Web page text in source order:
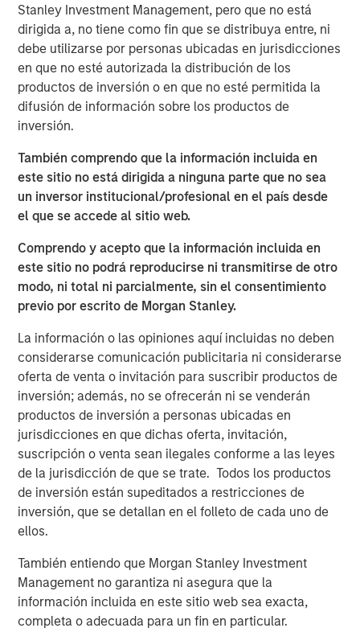
Stanley Investment Management, pero que no está
dirigida a, no tiene como fin que se distribuya entre, ni
debe utilizarse por personas ubicadas en jurisdicciones
en que no esté autorizada la distribución de los
productos de inversión o en que no esté permitida la
difusión de información sobre los productos de
inversión.
También comprendo que la información incluida en
este sitio no está dirigida a ninguna parte que no sea
un inversor institucional/profesional en el país desde
el que se accede al sitio web.
Comprendo y acepto que la información incluida en
este sitio no podrá reproducirse ni transmitirse de otro
modo, ni total ni parcialmente, sin el consentimiento
previo por escrito de Morgan Stanley.
La información o las opiniones aquí incluidas no deben
considerarse comunicación publicitaria ni considerarse
oferta de venta o invitación para suscribir productos de
inversión; además, no se ofrecerán ni se venderán
productos de inversión a personas ubicadas en
jurisdicciones en que dichas oferta, invitación,
suscripción o venta sean ilegales conforme a las leyes
de la jurisdicción de que se trate. Todos los productos
de inversión están supeditados a restricciones de
inversión, que se detallan en el folleto de cada uno de
ellos.
También entiendo que Morgan Stanley Investment
Management no garantiza ni asegura que la
información incluida en este sitio web sea exacta,
completa o adecuada para un fin en particular.
The Emerging Markets Equity team combines deep
expertise and local presence in global markets with an
integrated top-down and bottom-up investment approach
to invest in core and growth-oriented portfolios across
non-U.S. markets.
ARTÍCULOS RELACIONADOS
BIG PICTURE
Video: Ten Investment Truths About Artificial
Intelligence
BIG PICTURE
Big Picture - Artificial Intelligence: Ten
Investment Truths
TALES FROM THE EMERGING WORLD
Video: Mexico's Domestic Opportunity
The Author
Jitania Kandhari
Managing Director